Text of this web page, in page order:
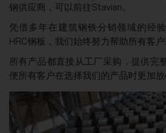
钢供应商，可以前往Stavian。
凭借多年在建筑钢铁分销领域的经
HRC钢板，我们始终努力帮助所有客户
所有产品都直接从工厂采购，提供完
便所有客户在选择我们的产品时更加放